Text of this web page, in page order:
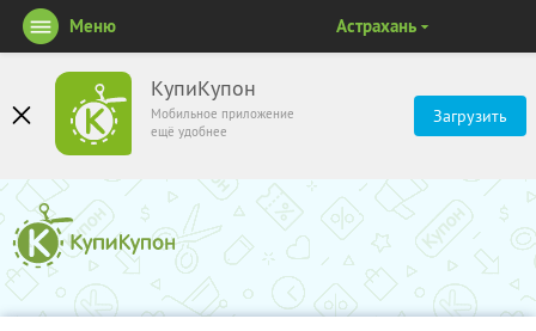
КупиКупон
Мобильное приложение
ещё удобнее
Загрузить
Меню Астрахань